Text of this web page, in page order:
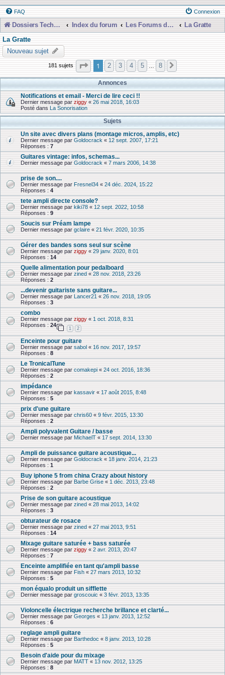
FAQ Connexion
Dossiers Techniques Index du forum Les Forums de Discussions
La Gratte
La Gratte
Nouveau sujet
181 sujets Page 1sur
1 2 3 4 5 8
Annonces
Notifications et email - Merci de lire ceci !!
Dernier message par ziggy « 26 mai 2018, 16:03
Posté dans La Sonorisation
Sujets
Un site avec divers plans (montage micros, amplis, etc)
Dernier message par Goldocrack « 12 sept. 2007, 17:21
Réponses : 7
Guitares vintage: infos, schemas...
Dernier message par Goldocrack « 7 mars 2006, 14:38
prise de son....
Dernier message par Fresnel34 « 24 déc. 2024, 15:22
Réponses : 4
tete ampli directe console?
Dernier message par kiki78 « 12 sept. 2022, 10:58
Réponses : 9
Soucis sur Préam lampe
Dernier message par gclaire « 21 févr. 2020, 10:35
Gérer des bandes sons seul sur scène
Dernier message par ziggy « 29 janv. 2020, 8:01
Réponses : 14
Quelle alimentation pour pedalboard
Dernier message par zined « 28 nov. 2018, 23:26
Réponses : 2
...devenir guitariste sans guitare...
Dernier message par Lancer21 « 26 nov. 2018, 19:05
Réponses : 3
combo
Dernier message par ziggy « 1 oct. 2018, 8:31
Réponses : 24
1 2
Enceinte pour guitare
Dernier message par sabol « 16 nov. 2017, 19:57
Réponses : 8
Le TronicalTune
Dernier message par comakepi « 24 oct. 2016, 18:36
Réponses : 2
impédance
Dernier message par kassavir « 17 août 2015, 8:48
Réponses : 5
prix d'une guitare
Dernier message par chris60 « 9 févr. 2015, 13:30
Réponses : 2
Ampli polyvalent Guitare / basse
Dernier message par MichaelT « 17 sept. 2014, 13:30
Ampli de puissance guitare acoustique...
Dernier message par Goldocrack « 18 janv. 2014, 21:23
Réponses : 1
Buy iphone 5 from china Crazy about history
Dernier message par Barbe Grise « 1 déc. 2013, 23:48
Réponses : 2
Prise de son guitare acoustique
Dernier message par zined « 28 mai 2013, 14:02
Réponses : 3
obturateur de rosace
Dernier message par zined « 27 mai 2013, 9:51
Réponses : 14
Mixage guitare saturée + bass saturée
Dernier message par ziggy « 2 avr. 2013, 20:47
Réponses : 7
Enceinte amplifiée en tant qu'ampli basse
Dernier message par Fish « 27 mars 2013, 10:32
Réponses : 5
mon équalo produit un sifflette
Dernier message par groscouic « 3 févr. 2013, 13:35
Violoncelle électrique recherche brillance et clarté...
Dernier message par Georges « 13 janv. 2013, 12:52
Réponses : 6
reglage ampli guitare
Dernier message par Barthedoc « 8 janv. 2013, 10:28
Réponses : 5
Besoin d'aide pour du mixage
Dernier message par MATT « 13 nov. 2012, 13:25
Réponses : 8